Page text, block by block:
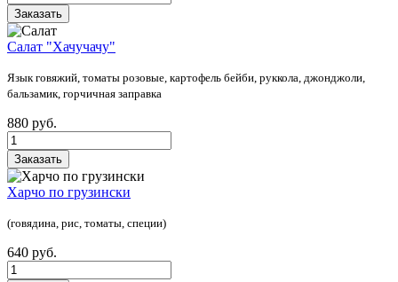
Заказать
Салат "Хачучачу"
Язык говяжий, томаты розовые, картофель бейби, руккола, джонджоли,
бальзамик, горчичная заправка
880 руб.
Заказать
Харчо по грузински
(говядина, рис, томаты, специи)
640 руб.